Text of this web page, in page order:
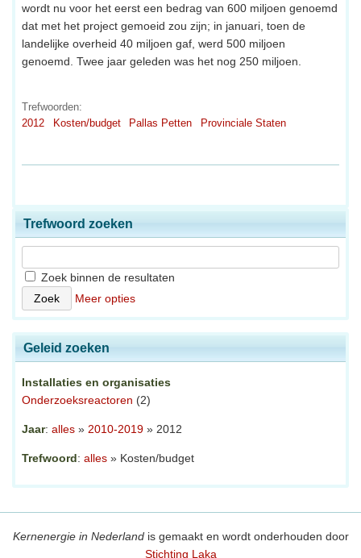
wordt nu voor het eerst een bedrag van 600 miljoen genoemd
dat met het project gemoeid zou zijn; in januari, toen de
landelijke overheid 40 miljoen gaf, werd 500 miljoen
genoemd. Twee jaar geleden was het nog 250 miljoen.
Trefwoorden:
2012
Kosten/budget Pallas Petten Provinciale Staten
Trefwoord zoeken
Zoek binnen de resultaten
Meer opties
Geleid zoeken
Installaties en organisaties
Onderzoeksreactoren (2)
Jaar: alles » 2010-2019 » 2012
Trefwoord: alles » Kosten/budget
Kernenergie in Nederlandis gemaakt en wordt onderhouden door
Stichting Laka